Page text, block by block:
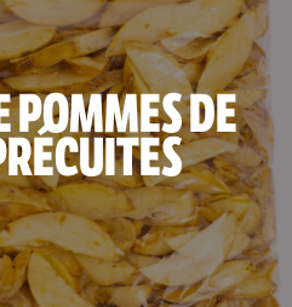
POMMES DE